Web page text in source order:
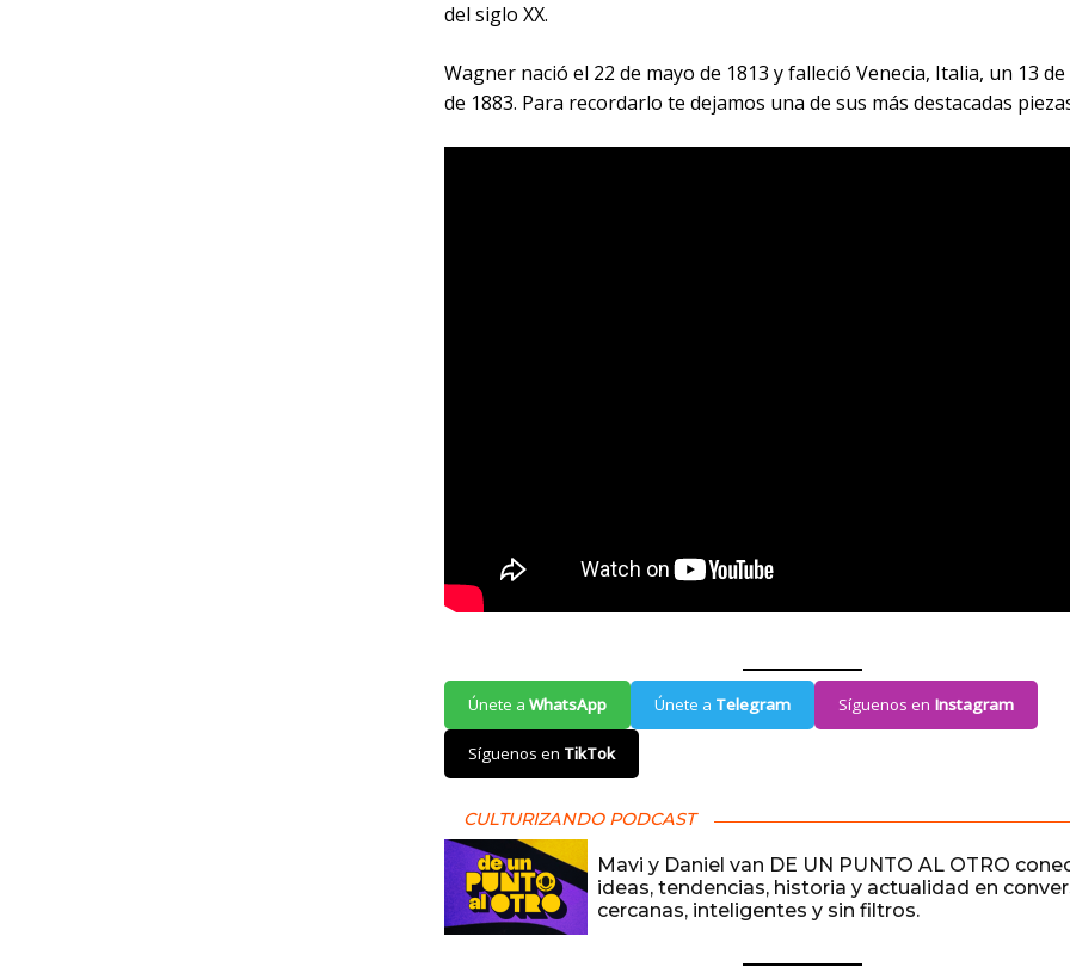
del siglo XX.
Wagner nació el 22 de mayo de 1813 y falleció Venecia, Italia, un 13
de 1883. Para recordarlo te dejamos una de sus más destacadas
Únete a WhatsApp Únete a Telegram Síguenos en Instagram
Síguenos en TikTok
CULTURIZANDO PODCAST
Mavi y Daniel van DE UN PUNTO AL OTRO
ideas, tendencias, historia y actualidad en
cercanas, inteligentes y sin filtros.